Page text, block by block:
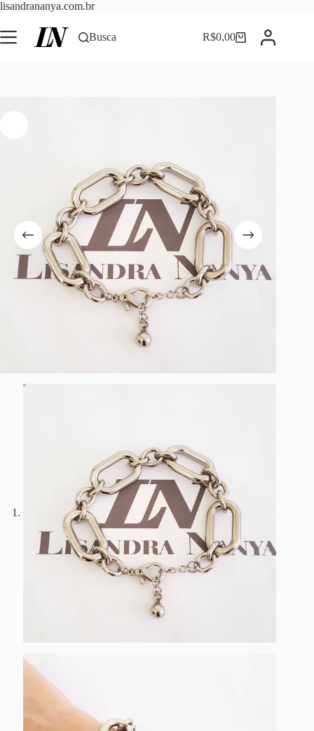
lisandrananya.com.brPular
o
conteúdo
Busca Carrinho
R$0,00